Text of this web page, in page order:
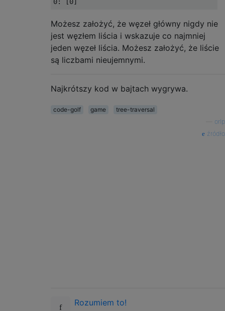
Możesz założyć, że węzeł główny nigdy nie
jest węzłem liścia i wskazuje co najmniej
jeden węzeł liścia. Możesz założyć, że liście
są liczbami nieujemnymi.
Najkrótszy kod w bajtach wygrywa.
code-golf game
tree-traversal
orlp
źródło
Rozumiem to!